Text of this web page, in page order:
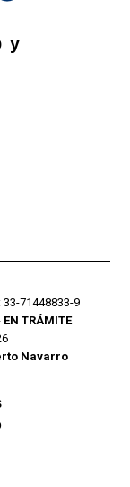
y
33-71448833-9
EN TRÁMITE
Navarro